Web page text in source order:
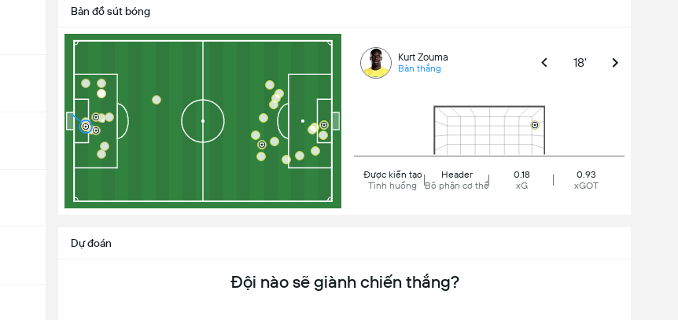
Bản đồ sút bóng
Kurt Zouma
Bàn thắng 18'
Được kiến tạo
Tình huống
Header
Bộ phận cơ thể
0.18
xG
0.93
xGOT
Dự đoán
Đội nào sẽ giành chiến thắng?